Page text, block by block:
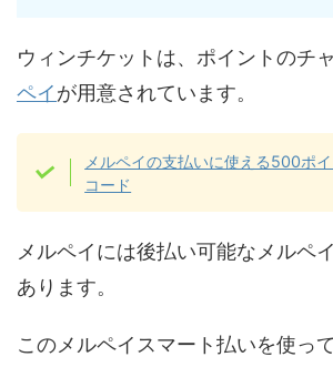
ウィンチケットは、ポイントのチ
ペイが用意されています。
メルペイの支払いに使える500ポ
コード
メルペイには後払い可能なメルペ
あります。
このメルペイスマート払いを使っ